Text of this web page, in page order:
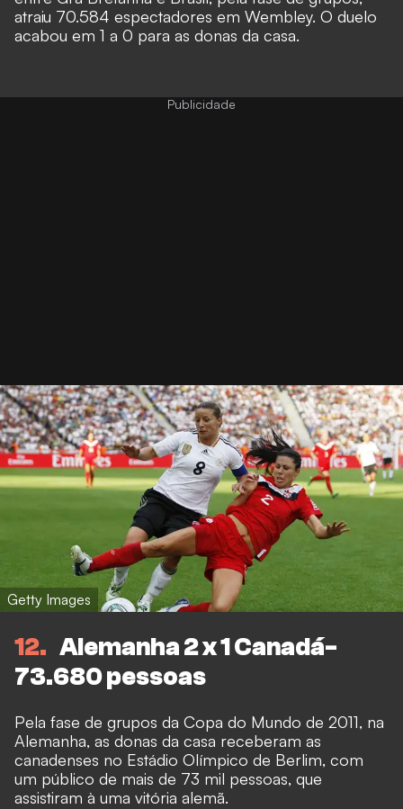
atraiu 70.584 espectadores em Wembley. O duelo
acabou em 1 a 0 para as donas da casa.
Getty Images
12
Alemanha 2 x 1 Canadá-
73.680 pessoas
Pela fase de grupos da Copa do Mundo de 2011, na
Alemanha, as donas da casa receberam as
canadenses no Estádio Olímpico de Berlim, com
um público de mais de 73 mil pessoas, que
assistiram à uma vitória alemã.